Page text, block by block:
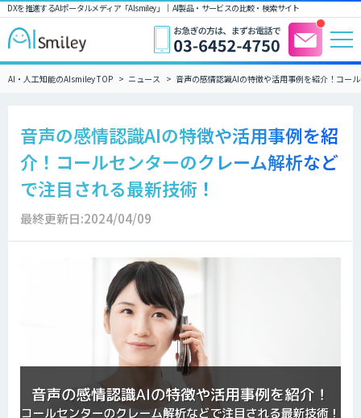
DXを推進するAIポータルメディア「AIsmiley」｜ AI製品・サービスの比較・検索サイト
AI・人工知能のAIsmiley TOP ニュース 音声の感情認識AIの特徴や活用事例を紹介！コー
音声の感情認識AIの特徴や活用事例を紹
介！コールセンターのクレーム解析など
で注目される最新技術！
最終更新日:2024/04/09